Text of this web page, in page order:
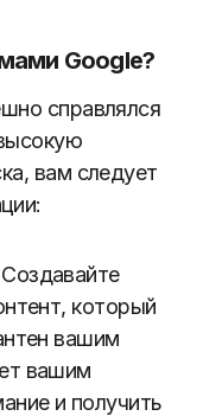
Google?
справлялся
вам следует
Создавайте
который
вашим
вашим
и получить